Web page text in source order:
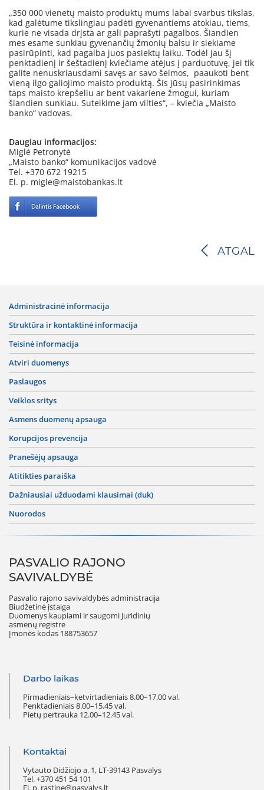
„350 000 vienetų maisto produktų mums labai svarbus tikslas,
kad galėtume tikslingiau padėti gyvenantiems atokiau, tiems,
kurie ne visada drįsta ar gali paprašyti pagalbos. Šiandien
mes esame sunkiau gyvenančių žmonių balsu ir siekiame
pasirūpinti, kad pagalba juos pasiektų laiku. Todėl jau šį
penktadienį ir šeštadienį kviečiame atėjus į parduotuvę, jei tik
galite nenuskriausdami savęs ar savo šeimos, paaukoti bent
vieną ilgo galiojimo maisto produktą. Šis jūsų pasirinkimas
taps maisto krepšeliu ar bent vakariene žmogui, kuriam
šiandien sunkiau. Suteikime jam vilties“, – kviečia „Maisto
banko“ vadovas.
Daugiau informacijos:
Miglė Petronytė
„Maisto banko“ komunikacijos vadovė
Tel. +370 672 19215
El. p. migle@maistobankas.lt
ATGAL
administracinė informacija
struktūra ir kontaktinė informacija
teisinė informacija
atviri duomenys
paslaugos
veiklos sritys
asmens duomenų apsauga
korupcijos prevencija
pranešėjų apsauga
atitikties paraiška
dažniausiai užduodami klausimai (duk)
nuorodos
PASVALIO RAJONO
SAVIVALDYBĖ
Pasvalio rajono savivaldybės administracija
Biudžetinė įstaiga
Duomenys kaupiami ir saugomi Juridinių
asmenų registre
Įmonės kodas 188753657
Darbo laikas
Pirmadieniais–ketvirtadieniais 8.00–17.00 val.
Penktadieniais 8.00–15.45 val.
Pietų pertrauka 12.00–12.45 val.
Kontaktai
Vytauto Didžiojo a. 1, LT-39143 Pasvalys
Tel. +370 451 54 101
El. p. rastine@pasvalys.lt